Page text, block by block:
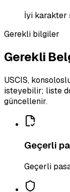
İyi karakter
Gerekli bilgiler
Gerekli
USCIS,
isteyebilir; liste
güncellenir.
Geçerli
Geçerli